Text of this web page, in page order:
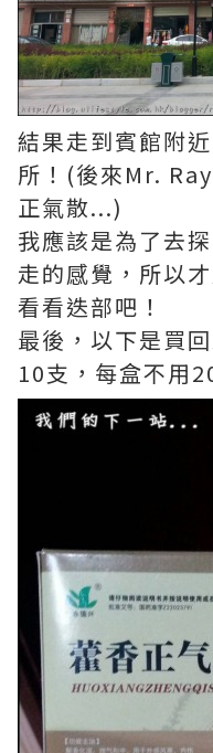
結果走到賓館附
所！(後來Mr.
正氣散...)
我應該是為了去
走的感覺，所以
看看迭部吧！
最後，以下是買
10支，每盒不用